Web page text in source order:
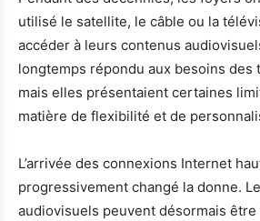
utilisé le satellite, le câble ou la
accéder à leurs contenus
longtemps répondu aux besoins des
mais elles présentaient certaines
matière de flexibilité et de
L’arrivée des connexions Internet
progressivement changé la donne.
audiovisuels peuvent désormais être